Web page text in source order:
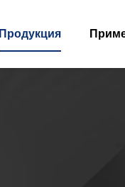
Продукция